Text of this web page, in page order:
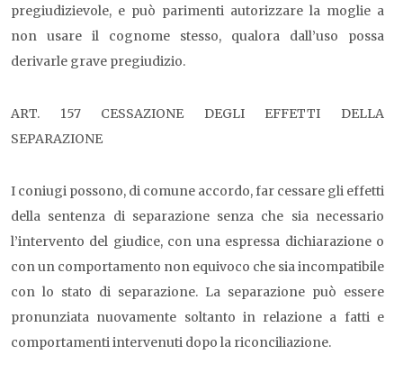
pregiudizievole, e può parimenti autorizzare la moglie a
non usare il cognome stesso, qualora dall’uso possa
derivarle grave pregiudizio.
ART. 157 CESSAZIONE DEGLI EFFETTI DELLA
SEPARAZIONE
I coniugi possono, di comune accordo, far cessare gli effetti
della sentenza di separazione senza che sia necessario
l’intervento del giudice, con una espressa dichiarazione o
con un comportamento non equivoco che sia incompatibile
con lo stato di separazione. La separazione può essere
pronunziata nuovamente soltanto in relazione a fatti e
comportamenti intervenuti dopo la riconciliazione.